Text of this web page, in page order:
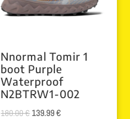
Nnormal Tomir 1
boot Purple
Waterproof
N2BTRW1-002
180.00€ El
139.99€El